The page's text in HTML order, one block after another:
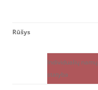
Rūšys
Individualių namų
statyba